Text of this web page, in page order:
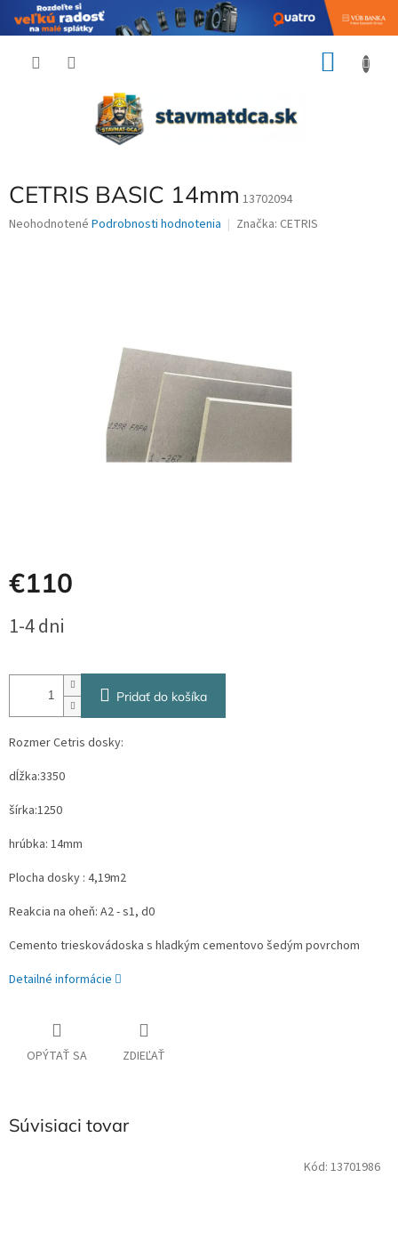
CETRIS BASIC 14mm 13702094
Priemerné
Neohodnotené Podrobnosti hodnotenia Značka: CETRIS
€110
cena:
1-4 dni
Pridať do košíka
Rozmer Cetris dosky:
dĺžka:3350
šírka:1250
hrúbka: 14mm
Plocha dosky : 4,19m2
Reakcia na oheň: A2 - s1, d0
Cemento trieskovádoska s hladkým cementovo šedým povrchom
Detailné informácie
OPÝTAŤ SA ZDIEĽAŤ
Súvisiaci tovar
Kód: 13701986